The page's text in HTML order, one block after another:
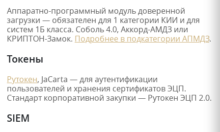
Аппаратно-программный модуль доверенной
загрузки — обязателен для 1 категории КИИ и для
систем 1Б класса. Соболь 4.0, Аккорд-АМДЗ или
КРИПТОН-Замок. Подробнее в подкатегории АПМДЗ.
Токены
Рутокен, JaCarta — для аутентификации
пользователей и хранения сертификатов ЭЦП.
Стандарт корпоративной закупки — Рутокен ЭЦП 2.0.
SIEM